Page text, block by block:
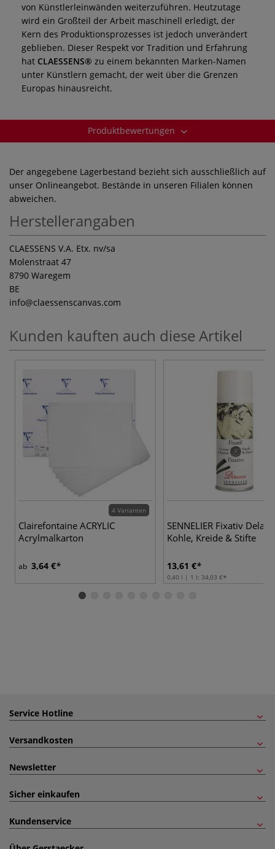
von Künstlerleinwänden weiterzuführen. Heutzutage
wird ein Großteil der Arbeit maschinell erledigt, der
Kern des Produktionsprozesses ist jedoch unverändert
geblieben. Dieser Respekt vor Tradition und Erfahrung
hat CLAESSENS® zu einem bekannten Marken-Namen
unter Künstlern gemacht, der weit über die Grenzen
Europas hinausreicht.
Produktbewertungen
Der angegebene Lagerbestand bezieht sich ausschließlich auf
unser Onlineangebot. Bestände in unseren Filialen können
abweichen.
Herstellerangaben
CLAESSENS V.A. Etx. nv/sa
Molenstraat 47
8790 Waregem
BE
info@claessenscanvas.com
Kunden kauften auch diese Artikel
4 Varianten
Clairefontaine ACRYLIC
Acrylmalkarton
ab 3,64 €
SENNELIER Fixativ
Kohle, Kreide & Stifte
13,61 €
0,40 l | 1 l: 34,03 €
Service Hotline
Versandkosten
Newsletter
Sicher einkaufen
Kundenservice